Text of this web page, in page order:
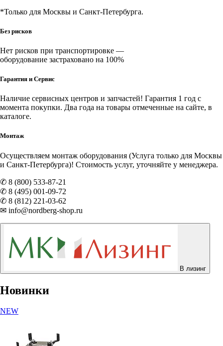
*Только для Москвы и Санкт-Петербурга.
Без рисков
Нет рисков при транспортировке —
оборудование застраховано на 100%
Гарантия и Сервис
Наличие сервисных центров и запчастей! Гарантия 1 год с
момента покупки. Два года на товары отмеченные на сайте, в
каталоге.
Монтаж
Осуществляем монтаж оборудования (Услуга только для Москвы
и Санкт-Петербурга)! Стоимость услуг, уточняйте у менеджера.
✆ 8 (800) 533-87-21
✆ 8 (495) 001-09-72
✆ 8 (812) 221-03-62
✉ info@nordberg-shop.ru
В лизинг
Новинки
NEW